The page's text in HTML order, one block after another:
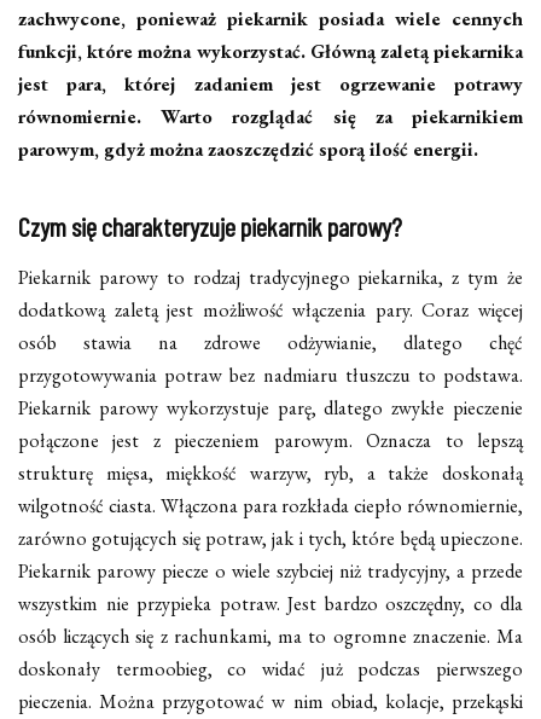
zachwycone, ponieważ piekarnik posiada wiele cennych
funkcji, które można wykorzystać. Główną zaletą piekarnika
jest para, której zadaniem jest ogrzewanie potrawy
równomiernie. Warto rozglądać się za piekarnikiem
parowym, gdyż można zaoszczędzić sporą ilość energii.
Czym się charakteryzuje piekarnik parowy?
Piekarnik parowy to rodzaj tradycyjnego piekarnika, z tym że
dodatkową zaletą jest możliwość włączenia pary. Coraz więcej
osób stawia na zdrowe odżywianie, dlatego chęć
przygotowywania potraw bez nadmiaru tłuszczu to podstawa.
Piekarnik parowy wykorzystuje parę, dlatego zwykłe pieczenie
połączone jest z pieczeniem parowym. Oznacza to lepszą
strukturę mięsa, miękkość warzyw, ryb, a także doskonałą
wilgotność ciasta. Włączona para rozkłada ciepło równomiernie,
zarówno gotujących się potraw, jak i tych, które będą upieczone.
Piekarnik parowy piecze o wiele szybciej niż tradycyjny, a przede
wszystkim nie przypieka potraw. Jest bardzo oszczędny, co dla
osób liczących się z rachunkami, ma to ogromne znaczenie. Ma
doskonały termoobieg, co widać już podczas pierwszego
pieczenia. Można przygotować w nim obiad, kolacje, przekąski